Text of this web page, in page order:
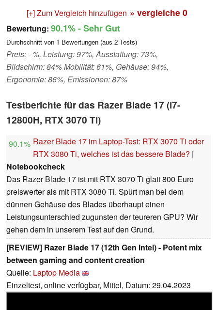
[+] Zum Vergleich hinzufügen » vergleiche 0
Bewertung: 90.1%- Sehr Gut
Durchschnitt von 1 Bewertungen (aus 2 Tests)
Preis: - %, Leistung: 97%, Ausstattung: 73%,
Bildschirm: 84% Mobilität: 61%, Gehäuse: 94%,
Ergonomie: 86%, Emissionen: 87%
Testberichte für das Razer Blade 17 (i7-
12800H, RTX 3070 Ti)
90.1% Razer Blade 17 im Laptop-Test: RTX 3070 Ti oder
RTX 3080 Ti, welches ist das bessere Blade? |
Notebookcheck
Das Razer Blade 17 ist mit RTX 3070 Ti glatt 800 Euro
preiswerter als mit RTX 3080 Ti. Spürt man bei dem
dünnen Gehäuse des Blades überhaupt einen
Leistungsunterschied zugunsten der teureren GPU? Wir
gehen dem in unserem Test auf den Grund.
[REVIEW] Razer Blade 17 (12th Gen Intel) - Potent mix
between gaming and content creation
Quelle: Laptop Media
Einzeltest, online verfügbar, Mittel, Datum: 29.04.2023